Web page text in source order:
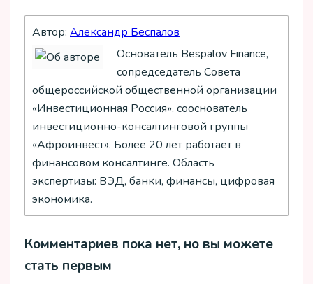
Автор: Александр Беспалов
Основатель Bespalov Finance,
сопредседатель Совета
общероссийской общественной организации
«Инвестиционная Россия», сооснователь
инвестиционно-консалтинговой группы
«Афроинвест». Более 20 лет работает в
финансовом консалтинге. Область
экспертизы: ВЭД, банки, финансы, цифровая
экономика.
Комментариев пока нет, но вы можете
стать первым